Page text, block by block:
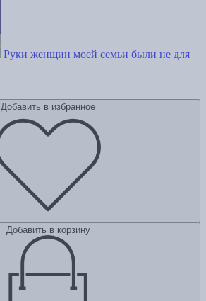
Руки женщин моей семьи были не для
Добавить в избранное
Добавить в корзину